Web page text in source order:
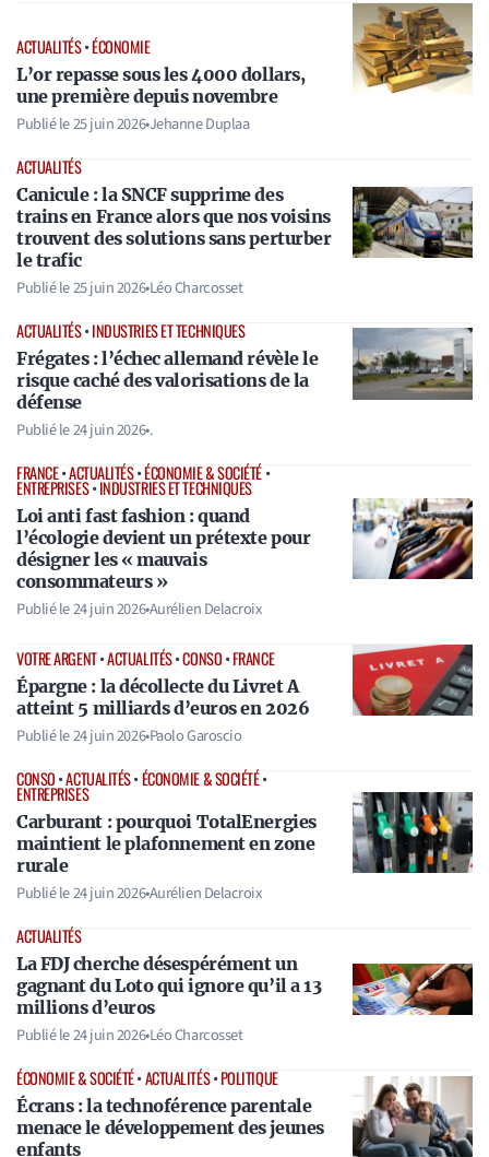
ACTUALITÉS•ÉCONOMIE
L’or repasse sous les 4000 dollars,
une première depuis novembre
Publié le25 juin 2026•Jehanne Duplaa
ACTUALITÉS
Canicule : la SNCF supprime des
trains en France alors que nos voisins
trouvent des solutions sans perturber
le trafic
Publié le25 juin 2026•Léo Charcosset
ACTUALITÉS•INDUSTRIES ET TECHNIQUES
Frégates : l’échec allemand révèle le
risque caché des valorisations de la
défense
Publié le24 juin 2026•.
FRANCE•ACTUALITÉS•ÉCONOMIE & SOCIÉTÉ•
ENTREPRISES•INDUSTRIES ET TECHNIQUES
Loi anti fast fashion : quand
l’écologie devient un prétexte pour
désigner les « mauvais
consommateurs »
Publié le24 juin 2026•Aurélien Delacroix
VOTRE ARGENT•ACTUALITÉS•CONSO•FRANCE
Épargne : la décollecte du Livret A
atteint 5 milliards d’euros en 2026
Publié le24 juin 2026•Paolo Garoscio
CONSO•ACTUALITÉS•ÉCONOMIE & SOCIÉTÉ•
ENTREPRISES
Carburant : pourquoi TotalEnergies
maintient le plafonnement en zone
rurale
Publié le24 juin 2026•Aurélien Delacroix
ACTUALITÉS
La FDJ cherche désespérément un
gagnant du Loto qui ignore qu’il a 13
millions d’euros
Publié le24 juin 2026•Léo Charcosset
ÉCONOMIE & SOCIÉTÉ•ACTUALITÉS•POLITIQUE
Écrans : la technoférence parentale
menace le développement des jeunes
enfants